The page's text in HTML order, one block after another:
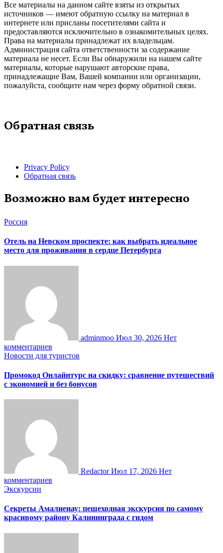
Все материалы на данном сайте взяты из открытых
источников — имеют обратную ссылку на материал в
интернете или присланы посетителями сайта и
предоставляются исключительно в ознакомительных целях.
Права на материалы принадлежат их владельцам.
Администрация сайта ответственности за содержание
материала не несет. Если Вы обнаружили на нашем сайте
материалы, которые нарушают авторские права,
принадлежащие Вам, Вашей компании или организации,
пожалуйста, сообщите нам через форму обратной связи.
Обратная связь
Privacy Policy
Обратная связь
Возможно вам будет интересно
Россия
Отель на Невском проспекте: как выбрать идеальное
место для проживания в сердце Петербурга
adminmoo Июл 30, 2026 Нет
комментариев
Новости для туристов
Промокод Онлайнтурс на скидку: сравнение путешествий
с экономией и без бонусов
RedactorИюл 17, 2026 Нет
комментариев
Экскурсии
Секреты Амалиенау: пешеходная экскурсия по самому
красивому району Калининграда с гидом